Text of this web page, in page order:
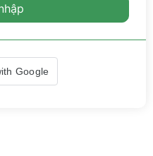
Google